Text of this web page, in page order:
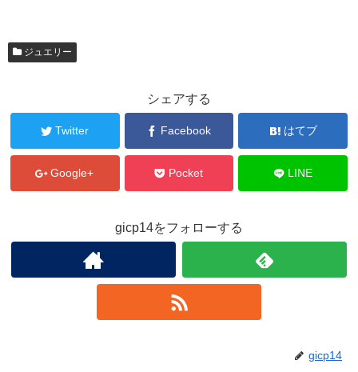
ジュエリー
シェアする
Twitter Facebook はてブ
Google+ Pocket LINE
gicp14をフォローする
gicp14